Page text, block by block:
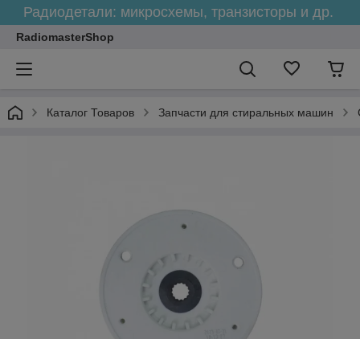
Радиодетали: микросхемы, транзисторы и др.
RadiomasterShop
Каталог Товаров Запчасти для стиральных машин